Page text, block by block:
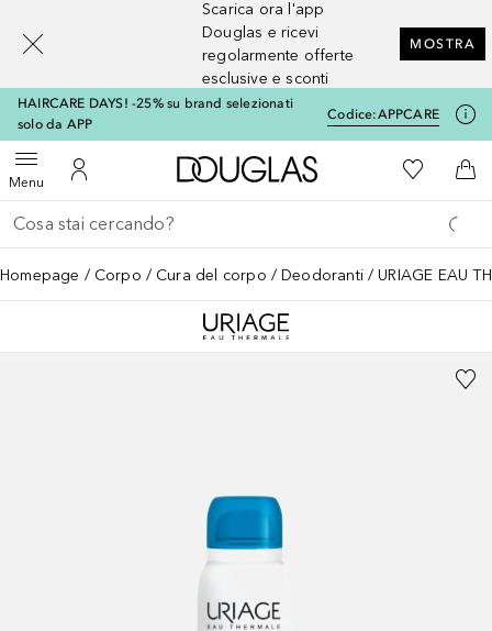
Scarica ora l'app
Douglas e ricevi
regolarmente offerte
esclusive e sconti
MOSTRA
HAIRCARE DAYS! -25% su brand selezionati
solo da APP
Codice:APPCARE
MenuApri menuAl Mio Account
A Douglas HomeAlla Mia
Al
Torna indietro
Esegui ricerca
Homepage Corpo Cura del corpo Deodoranti URIAGE EAU
[navigation.slideout.screenreader]